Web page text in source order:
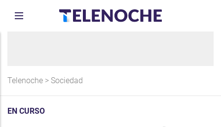
Telenoche > Sociedad
EN CURSO